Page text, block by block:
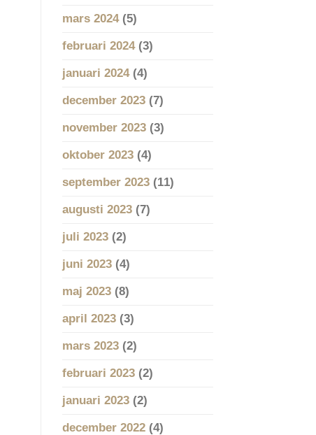
mars 2024(5)
februari 2024(3)
januari 2024(4)
december 2023(7)
november 2023(3)
oktober 2023(4)
september 2023(11)
augusti 2023(7)
juli 2023(2)
juni 2023(4)
maj 2023(8)
april 2023(3)
mars 2023(2)
februari 2023(2)
januari 2023(2)
december 2022(4)